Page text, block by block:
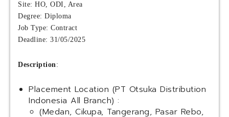
Site: HO, ODI, Area
Degree: Diploma
Job Type: Contract
Deadline: 31/05/2025
Description:
Placement Location (PT Otsuka Distribution
Indonesia All Branch) :
(Medan, Cikupa, Tangerang, Pasar Rebo,